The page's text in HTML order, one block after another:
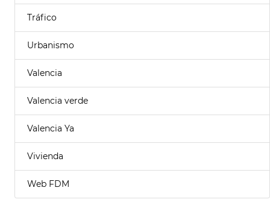
Tráfico
Urbanismo
Valencia
Valencia verde
Valencia Ya
Vivienda
Web FDM